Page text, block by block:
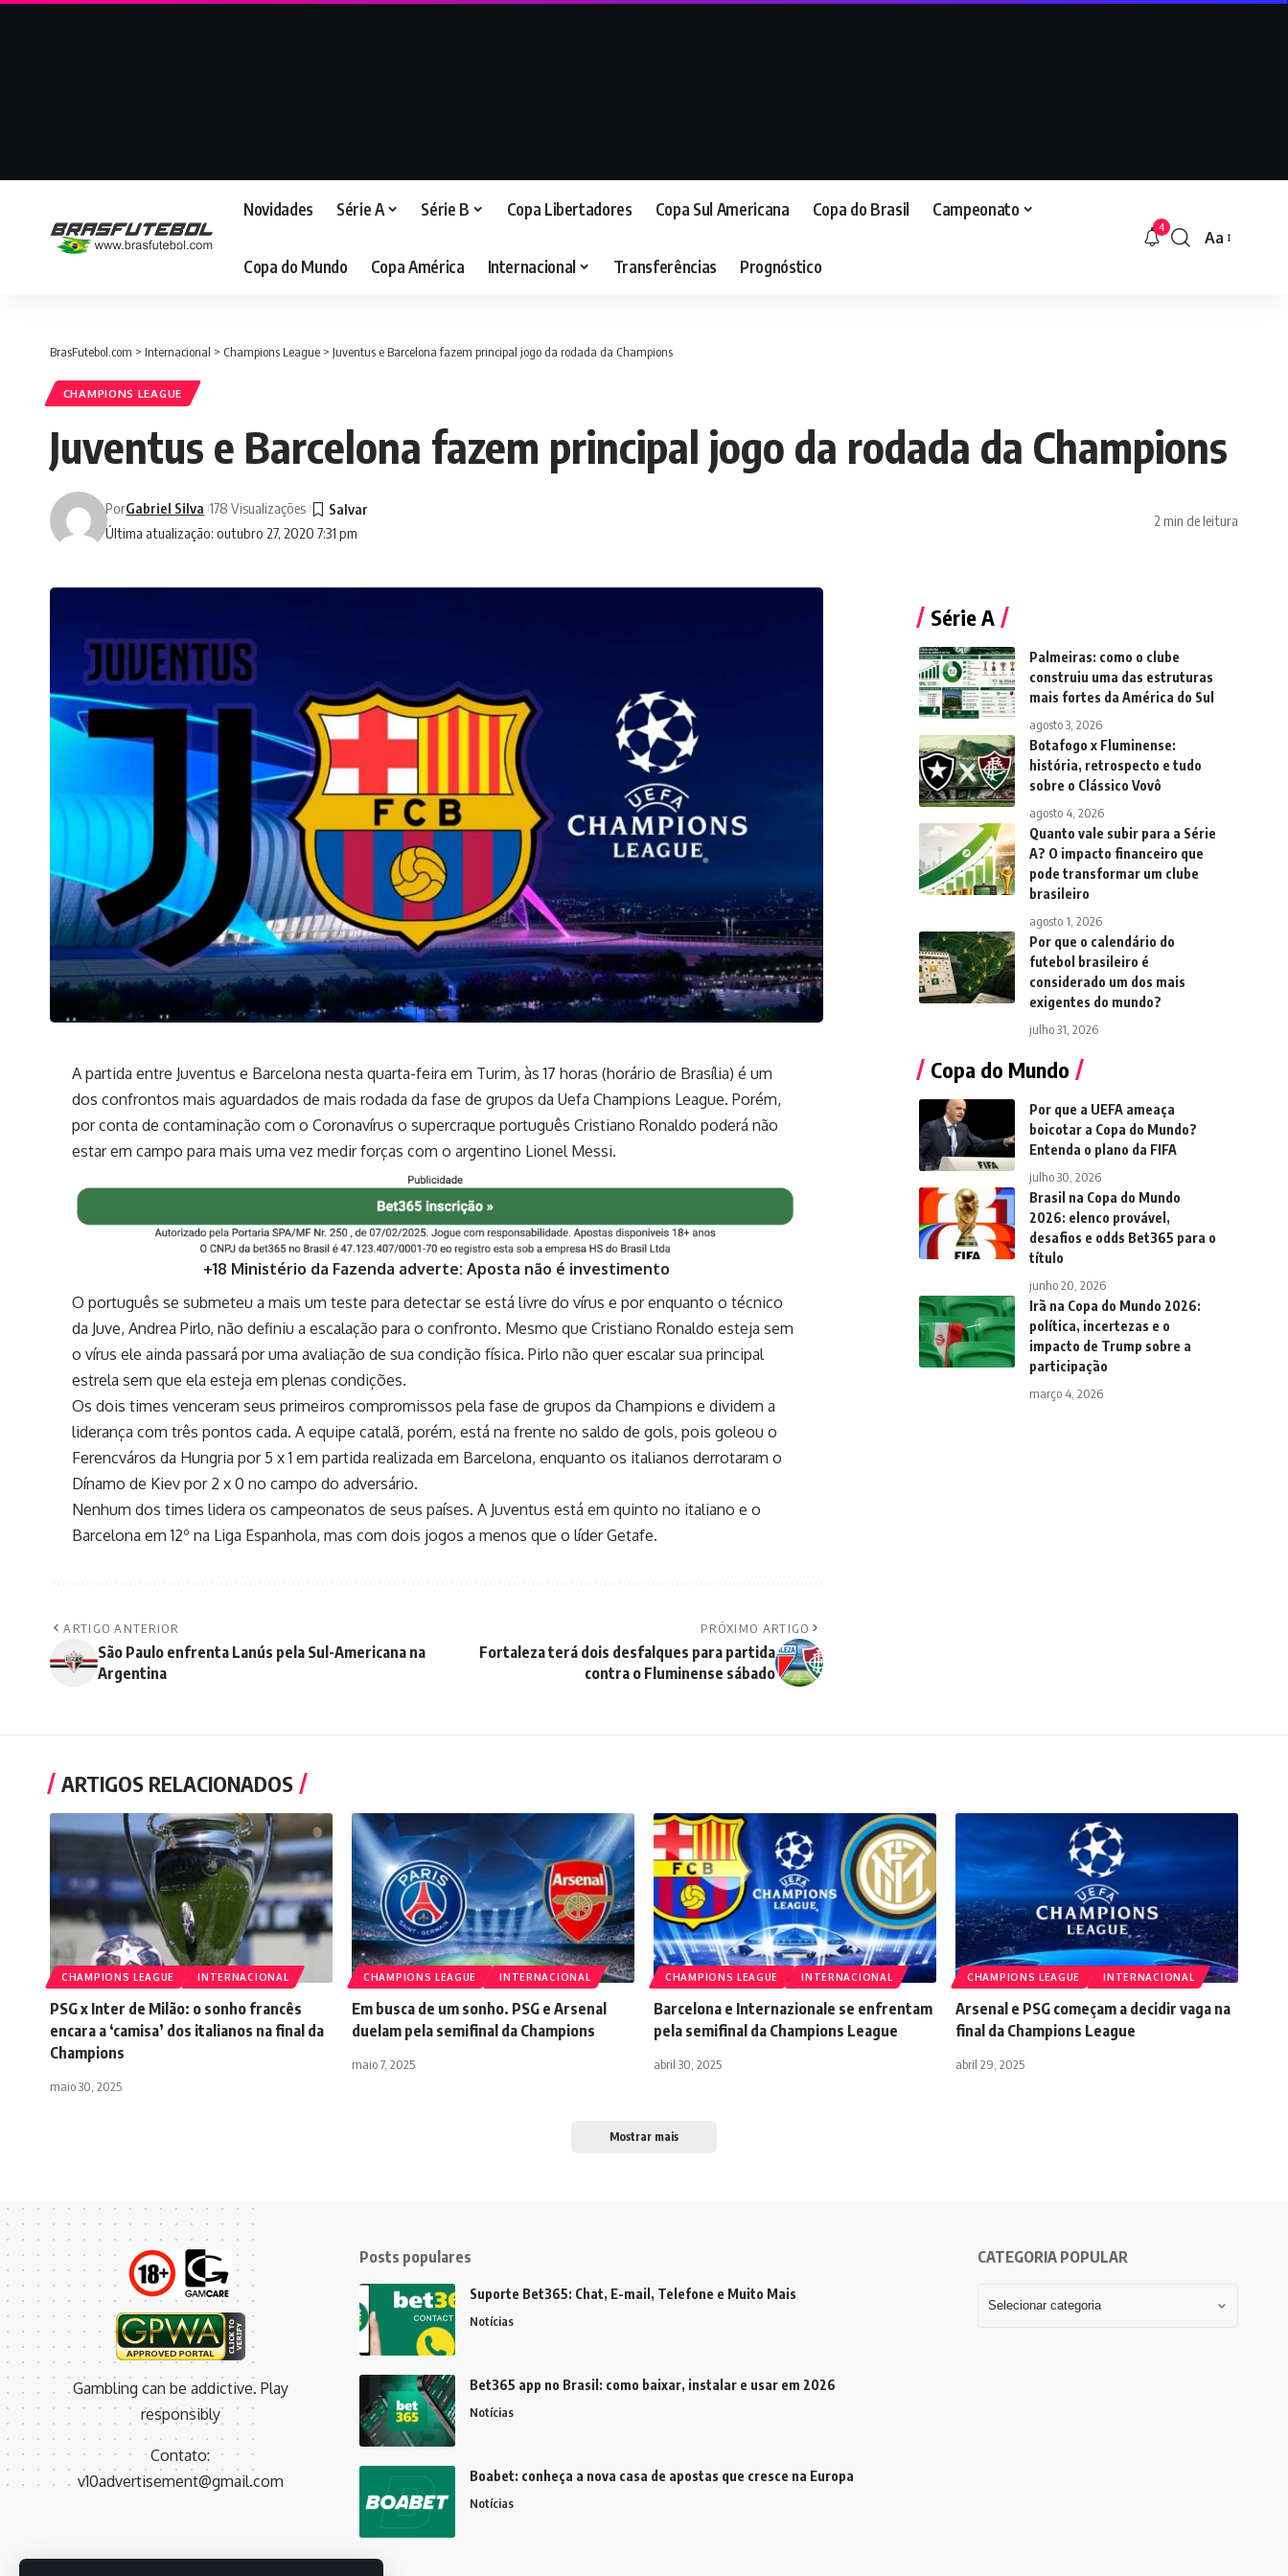
Novidades Série A Série B Copa Libertadores Copa Sul Americana Copa do Brasil Campeonato
Copa do Mundo Copa América Internacional Transferências Prognóstico
4
Aa
BrasFutebol.com > Internacional > Champions League > Juventus e Barcelona fazem principal jogo da rodada da Champions
CHAMPIONS LEAGUE
Juventus e Barcelona fazem principal jogo da rodada da Champions
Última atualização: outubro 27, 2020 7:31 pm
PorGabriel Silva 178 Visualizações
2 min de leitura
A partida entre Juventus e Barcelona nesta quarta-feira em Turim, às 17 horas (horário de Brasília) é um
dos confrontos mais aguardados de mais rodada da fase de grupos da Uefa Champions League. Porém,
por conta de contaminação com o Coronavírus o supercraque português Cristiano Ronaldo poderá não
estar em campo para mais uma vez medir forças com o argentino Lionel Messi.
+18 Ministério da Fazenda adverte: Aposta não é investimento
O português se submeteu a mais um teste para detectar se está livre do vírus e por enquanto o técnico
da Juve, Andrea Pirlo, não definiu a escalação para o confronto. Mesmo que Cristiano Ronaldo esteja sem
o vírus ele ainda passará por uma avaliação de sua condição física. Pirlo não quer escalar sua principal
estrela sem que ela esteja em plenas condições.
Os dois times venceram seus primeiros compromissos pela fase de grupos da Champions e dividem a
liderança com três pontos cada. A equipe catalã, porém, está na frente no saldo de gols, pois goleou o
Ferencváros da Hungria por 5 x 1 em partida realizada em Barcelona, enquanto os italianos derrotaram o
Dínamo de Kiev por 2 x 0 no campo do adversário.
Nenhum dos times lidera os campeonatos de seus países. A Juventus está em quinto no italiano e o
Barcelona em 12º na Liga Espanhola, mas com dois jogos a menos que o líder Getafe.
ARTIGO ANTERIOR
São Paulo enfrenta Lanús pela Sul-Americana na
Argentina
PRÓXIMO ARTIGO
Fortaleza terá dois desfalques para partida
contra o Fluminense sábado
Série A
Palmeiras: como o clube
construiu uma das estruturas
mais fortes da América do Sul
agosto 3, 2026
Botafogo x Fluminense:
história, retrospecto e tudo
sobre o Clássico Vovô
agosto 4, 2026
Quanto vale subir para a Série
A? O impacto financeiro que
pode transformar um clube
brasileiro
agosto 1, 2026
Por que o calendário do
futebol brasileiro é
considerado um dos mais
exigentes do mundo?
julho 31, 2026
Copa do Mundo
Por que a UEFA ameaça
boicotar a Copa do Mundo?
Entenda o plano da FIFA
julho 30, 2026
Brasil na Copa do Mundo
2026: elenco provável,
desafios e odds Bet365 para o
título
junho 20, 2026
Irã na Copa do Mundo 2026:
política, incertezas e o
impacto de Trump sobre a
participação
março 4, 2026
ARTIGOS RELACIONADOS
CHAMPIONS LEAGUE INTERNACIONAL
PSG x Inter de Milão: o sonho francês
encara a ‘camisa’ dos italianos na final da
Champions
maio 30, 2025
CHAMPIONS LEAGUE INTERNACIONAL
Em busca de um sonho. PSG e Arsenal
duelam pela semifinal da Champions
maio 7, 2025
CHAMPIONS LEAGUE INTERNACIONAL
Barcelona e Internazionale se enfrentam
pela semifinal da Champions League
abril 30, 2025
CHAMPIONS LEAGUE INTERNACIONAL
Arsenal e PSG começam a decidir vaga na
final da Champions League
abril 29, 2025
Mostrar mais
Gambling can be addictive. Play
responsibly
Contato:
v10advertisement@gmail.com
Posts populares
Suporte Bet365: Chat, E-mail, Telefone e Muito Mais
Notícias
Bet365 app no Brasil: como baixar, instalar e usar em 2026
Notícias
Boabet: conheça a nova casa de apostas que cresce na Europa
Notícias
CATEGORIA POPULAR